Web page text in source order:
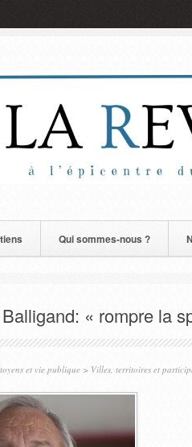
Qui sommes-nous ?
« rompre la
et vie publique > Villes, territoires et